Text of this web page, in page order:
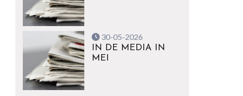
30-05-2026
IN DE MEDIA IN
MEI